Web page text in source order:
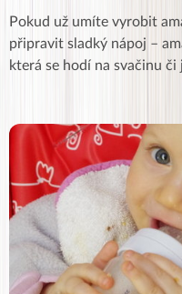
Pokud už umíte vyrobit
připravit sladký nápoj –
která se hodí na svačinu či